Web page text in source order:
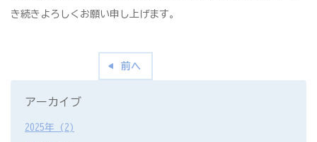
き続きよろしくお願い申し上げます。
前へ
アーカイブ
2025年 (2)